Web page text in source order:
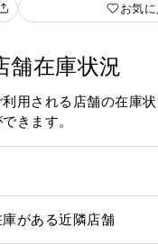
お気
舗在庫状況
利用される店舗の在庫
きます。
庫がある近隣店舗